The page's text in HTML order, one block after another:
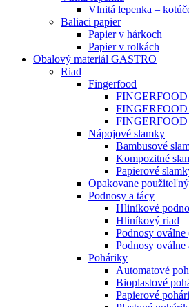
Vlnitá lepenka –
Baliaci papier
Papier v hárkoch
Papier v rolkách
Obalový materiál GASTRO
Riad
Fingerfood
FINGERFOOD
FINGERFOOD
Nápojové slamky
Bambusové
Kompozitné
Papierové
Opakovane
Podnosy a tácy
Hliníkové
Hliníkový riad
Podnosy
Podnosy
Poháriky
Automatové
Bioplastové
Papierové